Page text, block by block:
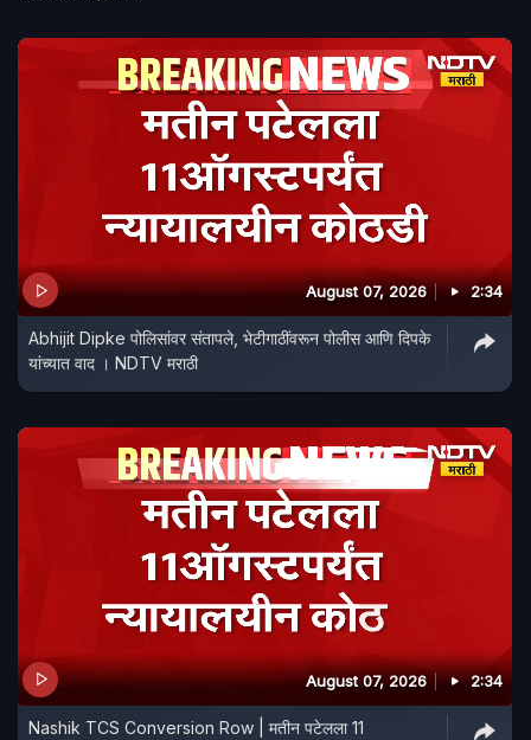
August 07, 2026 2:34
Abhijit Dipke पोलिसांवर संतापले, भेटीगाठींवरून पोलीस आणि दिपके
यांच्यात वाद । NDTV मराठी
August 07, 2026 2:34
Nashik TCS Conversion Row | मतीन पटेलला 11